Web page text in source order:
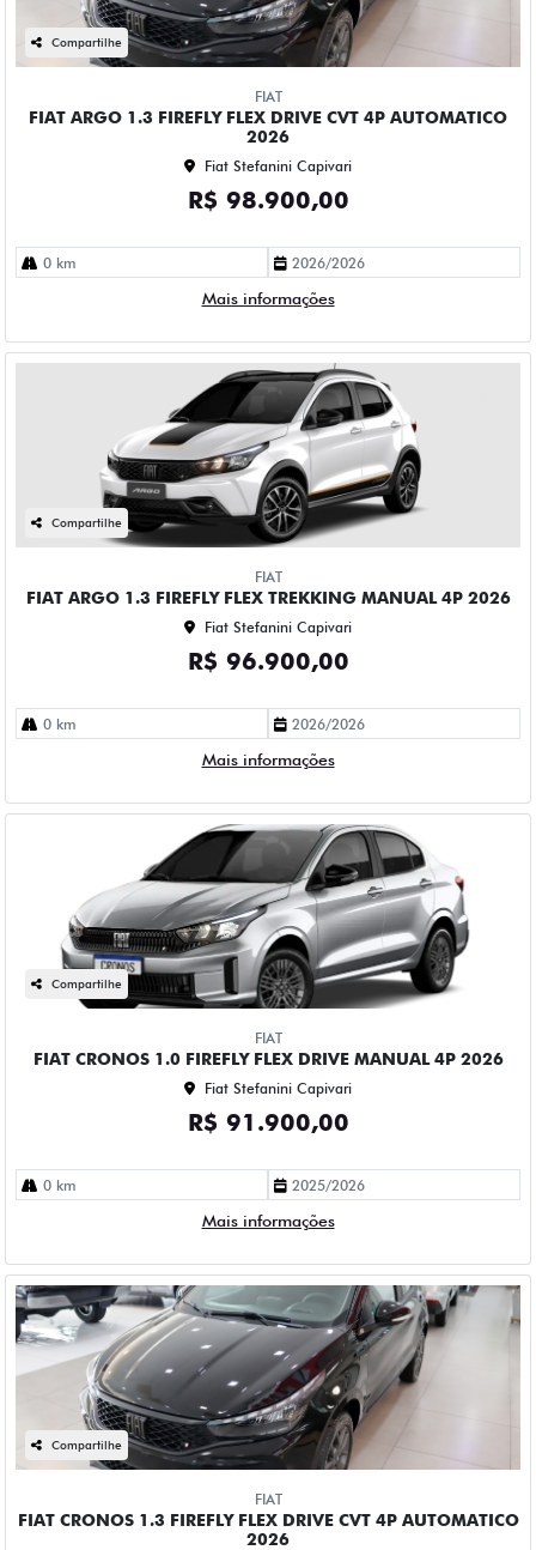
Compartilhe
FIAT
FIAT ARGO 1.3 FIREFLY FLEX DRIVE CVT 4P AUTOMATICO
2026
Fiat Stefanini Capivari
R$ 98.900,00
0 km 2026/2026
Mais informações
Compartilhe
FIAT
FIAT ARGO 1.3 FIREFLY FLEX TREKKING MANUAL 4P 2026
Fiat Stefanini Capivari
R$ 96.900,00
0 km 2026/2026
Mais informações
Compartilhe
FIAT
FIAT CRONOS 1.0 FIREFLY FLEX DRIVE MANUAL 4P 2026
Fiat Stefanini Capivari
R$ 91.900,00
0 km 2025/2026
Mais informações
Compartilhe
FIAT
FIAT CRONOS 1.3 FIREFLY FLEX DRIVE CVT 4P AUTOMATICO
2026